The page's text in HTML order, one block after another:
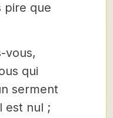
pire que
vous,
qui
serment
est nul ;